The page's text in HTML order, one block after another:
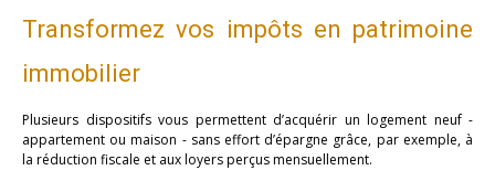
Transformez vos impôts en patrimoine
immobilier
Plusieurs dispositifs vous permettent d’acquérir un logement neuf -
appartement ou maison - sans effort d’épargne grâce, par exemple, à
la réduction fiscale et aux loyers perçus mensuellement.